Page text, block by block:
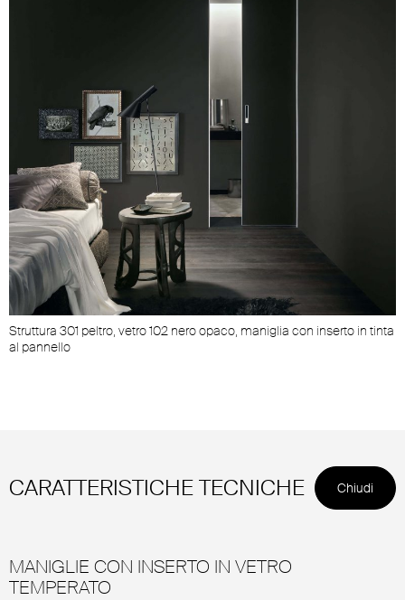
Struttura 301 peltro, vetro 102 nero opaco, maniglia con inserto in tinta
al pannello
CARATTERISTICHE TECNICHE Chiudi
MANIGLIE CON INSERTO IN VETRO
TEMPERATO